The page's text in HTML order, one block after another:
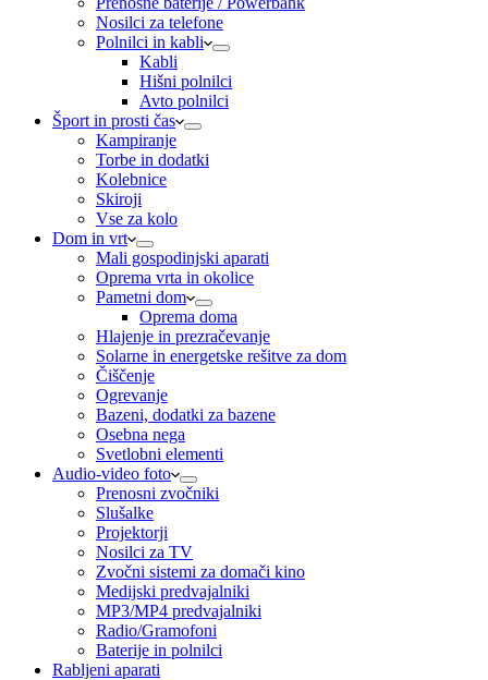
Nosilci za telefone
Polnilci in kabli
Kabli
Hišni polnilci
Avto polnilci
Šport in prosti čas
Kampiranje
Torbe in dodatki
Kolebnice
Skiroji
Vse za kolo
Dom in vrt
Mali gospodinjski aparati
Oprema vrta in okolice
Pametni dom
Oprema doma
Hlajenje in prezračevanje
Solarne in energetske rešitve za dom
Čiščenje
Ogrevanje
Bazeni, dodatki za bazene
Osebna nega
Svetlobni elementi
Audio-video foto
Prenosni zvočniki
Slušalke
Projektorji
Nosilci za TV
Zvočni sistemi za domači kino
Medijski predvajalniki
MP3/MP4 predvajalniki
Radio/Gramofoni
Baterije in polnilci
Rabljeni aparati